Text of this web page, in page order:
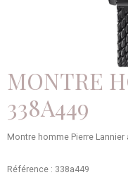
MONTRE
338A449
Montre homme Pierre
Référence : 338a449